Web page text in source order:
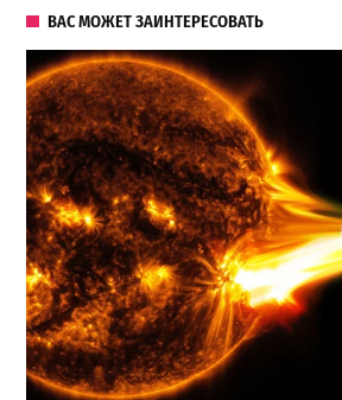
ВАС МОЖЕТ ЗАИНТЕРЕСОВАТЬ